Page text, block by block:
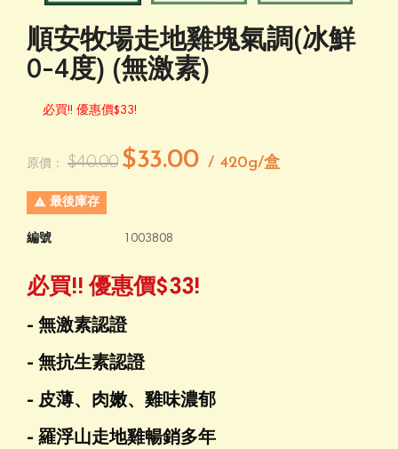
順安牧場走地雞塊氣調(冰鮮
0-4度) (無激素)
必買!! 優惠價$33!
原價： $40.00 $33.00 / 420g/盒
 最後庫存
編號 1003808
必買!!優惠價$33!
- 無激素認證
- 無抗生素認證
- 皮薄、肉嫩、雞味濃郁
- 羅浮山走地雞暢銷多年